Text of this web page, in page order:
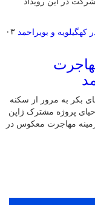
۰۳
بکر به مرور از سکنه
پروژه مشترک ژاپن
مهاجرت معکوس در